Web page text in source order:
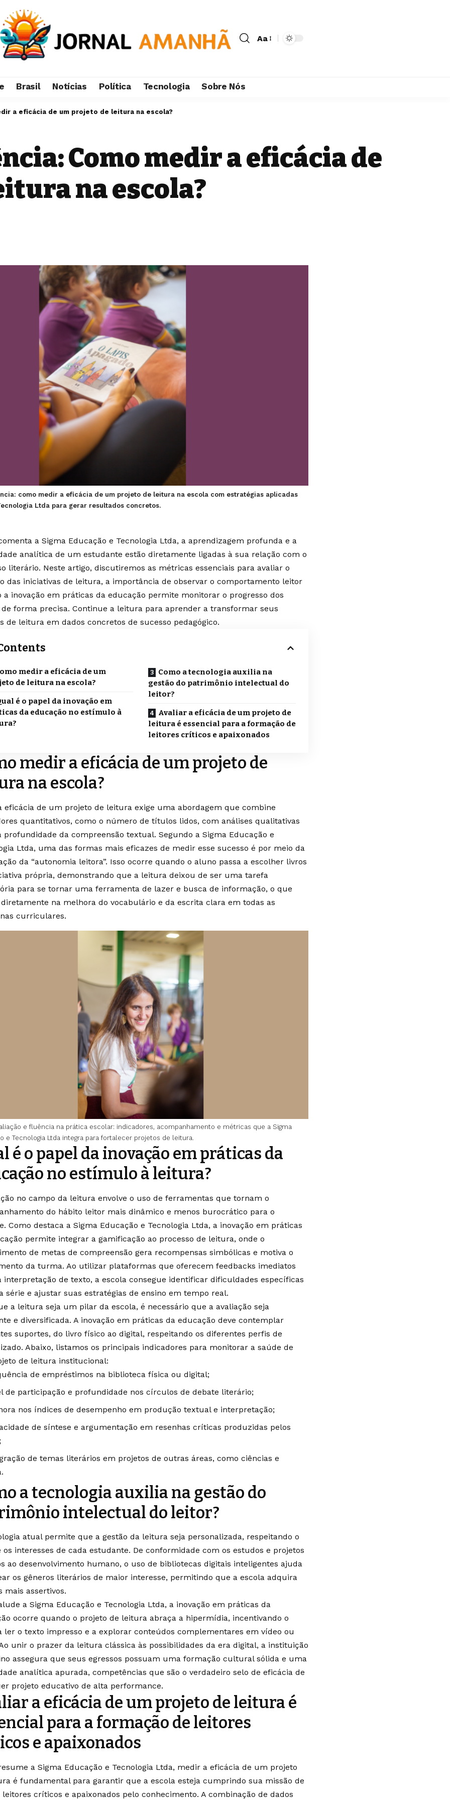
Aa
Brasil Notícias Política Tecnologia Sobre Nós
a eficácia de um projeto de leitura na escola?
Como medir a eficácia de
na escola?
como medir a eficácia de um projeto de leitura na escola com estratégias aplicadas
Ltda para gerar resultados concretos.
a Sigma Educação e Tecnologia Ltda, a aprendizagem profunda e a
analítica de um estudante estão diretamente ligadas à sua relação com o
literário. Neste artigo, discutiremos as métricas essenciais para avaliar o
das iniciativas de leitura, a importância de observar o comportamento leitor
a inovação em práticas da educação permite monitorar o progresso dos
forma precisa. Continue a leitura para aprender a transformar seus
de leitura em dados concretos de sucesso pedagógico.
medir a eficácia de um
de leitura na escola?
é o papel da inovação em
da educação no estímulo à
Como a tecnologia auxilia na
gestão do patrimônio intelectual do
leitor?
Avaliar a eficácia de um projeto de
leitura é essencial para a formação de
leitores críticos e apaixonados
medir a eficácia de um projeto de
na escola?
eficácia de um projeto de leitura exige uma abordagem que combine
quantitativos, como o número de títulos lidos, com análises qualitativas
profundidade da compreensão textual. Segundo a Sigma Educação e
Ltda, uma das formas mais eficazes de medir esse sucesso é por meio da
da “autonomia leitora”. Isso ocorre quando o aluno passa a escolher livros
própria, demonstrando que a leitura deixou de ser uma tarefa
para se tornar uma ferramenta de lazer e busca de informação, o que
na melhora do vocabulário e da escrita clara em todas as
curriculares.
e fluência na prática escolar: indicadores, acompanhamento e métricas que a Sigma
e Tecnologia Ltda integra para fortalecer projetos de leitura.
é o papel da inovação em práticas da
no estímulo à leitura?
no campo da leitura envolve o uso de ferramentas que tornam o
do hábito leitor mais dinâmico e menos burocrático para o
Como destaca a Sigma Educação e Tecnologia Ltda, a inovação em práticas
permite integrar a gamificação ao processo de leitura, onde o
de metas de compreensão gera recompensas simbólicas e motiva o
da turma. Ao utilizar plataformas que oferecem feedbacks imediatos
interpretação de texto, a escola consegue identificar dificuldades específicas
série e ajustar suas estratégias de ensino em tempo real.
a leitura seja um pilar da escola, é necessário que a avaliação seja
e diversificada. A inovação em práticas da educação deve contemplar
suportes, do livro físico ao digital, respeitando os diferentes perfis de
Abaixo, listamos os principais indicadores para monitorar a saúde de
de leitura institucional:
de empréstimos na biblioteca física ou digital;
de participação e profundidade nos círculos de debate literário;
nos índices de desempenho em produção textual e interpretação;
de síntese e argumentação em resenhas críticas produzidas pelos
de temas literários em projetos de outras áreas, como ciências e
a tecnologia auxilia na gestão do
intelectual do leitor?
atual permite que a gestão da leitura seja personalizada, respeitando o
os interesses de cada estudante. De conformidade com os estudos e projetos
ao desenvolvimento humano, o uso de bibliotecas digitais inteligentes ajuda
os gêneros literários de maior interesse, permitindo que a escola adquira
mais assertivos.
a Sigma Educação e Tecnologia Ltda, a inovação em práticas da
ocorre quando o projeto de leitura abraça a hipermídia, incentivando o
ler o texto impresso e a explorar conteúdos complementares em vídeo ou
unir o prazer da leitura clássica às possibilidades da era digital, a instituição
assegura que seus egressos possuam uma formação cultural sólida e uma
analítica apurada, competências que são o verdadeiro selo de eficácia de
projeto educativo de alta performance.
a eficácia de um projeto de leitura é
para a formação de leitores
e apaixonados
a Sigma Educação e Tecnologia Ltda, medir a eficácia de um projeto
é fundamental para garantir que a escola esteja cumprindo sua missão de
críticos e apaixonados pelo conhecimento. A combinação de dados